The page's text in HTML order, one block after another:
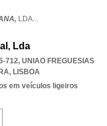
LDA...
Lda
712, UNIAO FREGUESIAS
, LISBOA
em veículos ligeiros